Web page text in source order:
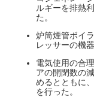
ルギーを排熱
た。
炉筒煙管ボイ
レッサーの機
電気使用の合
アの開閉数の
めるとともに
を行った。